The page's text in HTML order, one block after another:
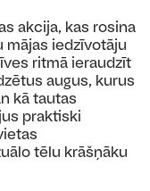
akcija, kas rosina
mājas iedzīvotāju
ritmā ieraudzīt
augus, kurus
kā tautas
praktiski
tēlu krāšņāku